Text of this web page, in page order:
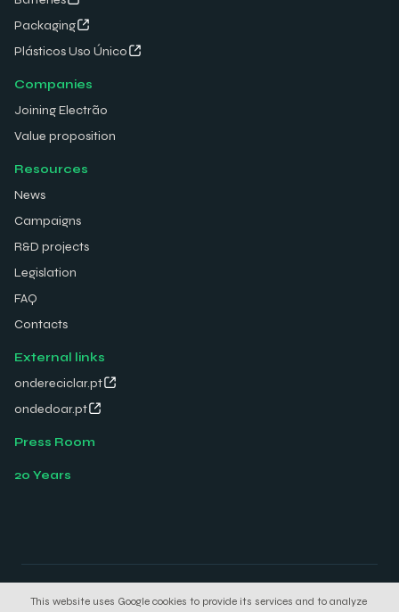
Packaging
Plásticos Uso Único
Companies
Joining Electrão
Value proposition
Resources
News
Campaigns
R&D projects
Legislation
FAQ
Contacts
External links
ondereciclar.pt
ondedoar.pt
Press Room
20 Years
© 2026 Electrão. All rights reserved.
This website uses Google cookies to provide its services and to analyze